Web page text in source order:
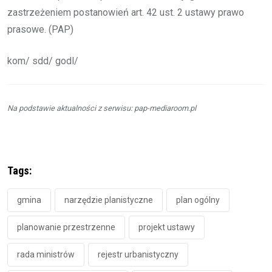
zastrzeżeniem postanowień art. 42 ust. 2 ustawy prawo
prasowe. (PAP)
kom/ sdd/ godl/
Na podstawie aktualności z serwisu: pap-mediaroom.pl
Tags:
gmina narzędzie planistyczne plan ogólny
planowanie przestrzenne projekt ustawy
rada ministrów rejestr urbanistyczny